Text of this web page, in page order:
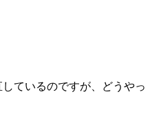
ているのですが、どうやっ